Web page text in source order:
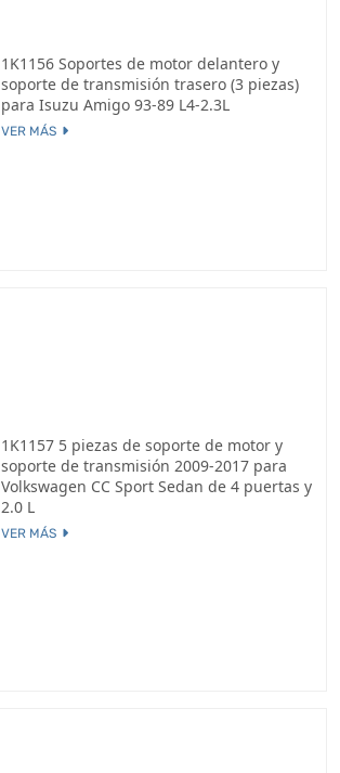
1K1156 Soportes de motor delantero y
soporte de transmisión trasero (3 piezas)
para Isuzu Amigo 93-89 L4-2.3L
VER MÁS
1K1157 5 piezas de soporte de motor y
soporte de transmisión 2009-2017 para
Volkswagen CC Sport Sedan de 4 puertas y
2.0 L
VER MÁS